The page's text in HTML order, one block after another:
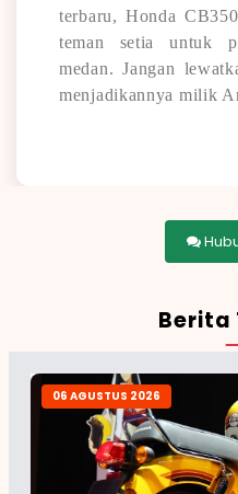
terbaru, Honda
teman setia untuk
medan. Jangan
menjadikannya milik
Berita
06 AGUSTUS 2026